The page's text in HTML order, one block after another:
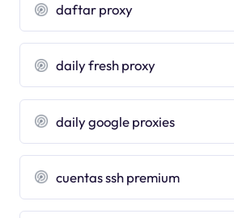
daftar proxy
daily fresh proxy
daily google proxies
cuentas ssh premium